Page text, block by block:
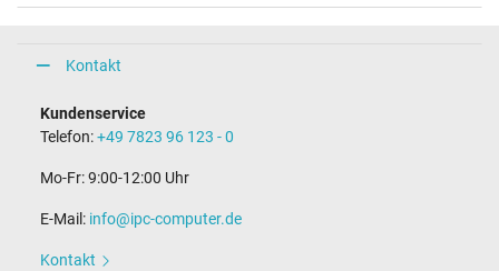
Kontakt
Kundenservice
Telefon:+49 7823 96 123 - 0
Mo-Fr: 9:00-12:00 Uhr
E-Mail: info@ipc-computer.de
Kontakt